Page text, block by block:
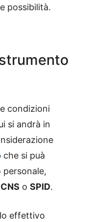
possibilità.
condizioni
si andrà in
che si puà
CNS o SPID.
effettivo